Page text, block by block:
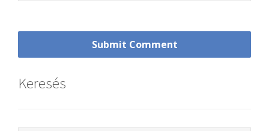
Keresés